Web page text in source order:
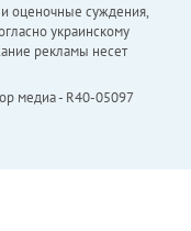
и оценочные суждения,
украинскому
рекламы несет
медиа - R40-05097